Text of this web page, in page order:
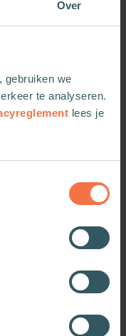
Over
gebruiken we
te analyseren.
lees je